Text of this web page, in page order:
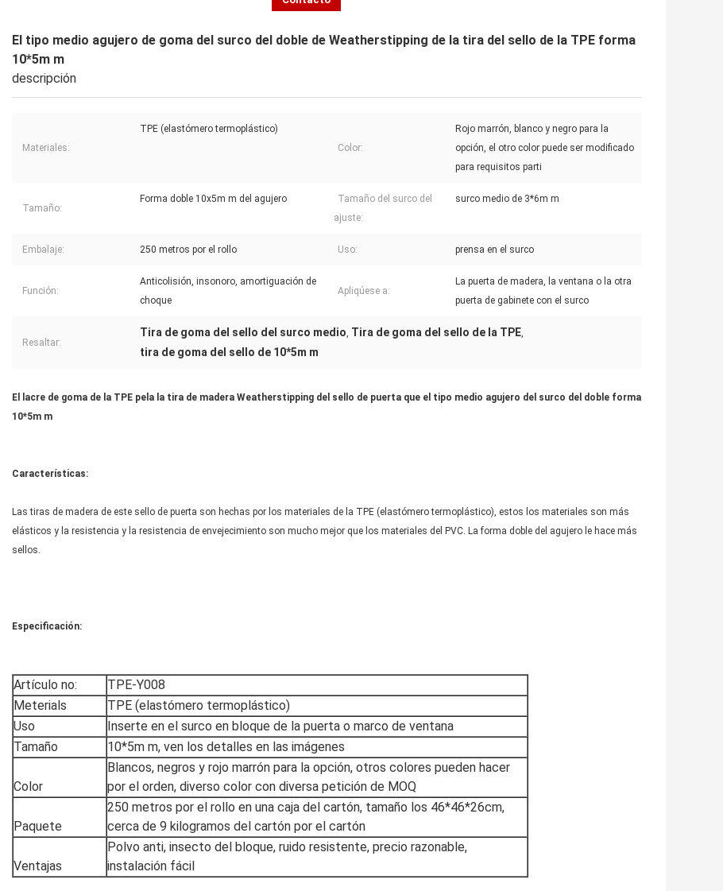
El tipo medio agujero de goma del surco del doble de Weatherstipping de la tira del sello de la TPE forma
10*5m m
descripción
Materiales:
TPE (elastómero termoplástico)
Color:
Rojo marrón, blanco y negro para la
opción, el otro color puede ser modificado
para requisitos parti
Tamaño:
Forma doble 10x5m m del agujero
Tamaño del surco del
ajuste:
surco medio de 3*6m m
Embalaje: 250 metros por el rollo Uso: prensa en el surco
Función:
Anticolisión, insonoro, amortiguación de
choque
Apliqúese a:
La puerta de madera, la ventana o la otra
puerta de gabinete con el surco
Resaltar:
Tira de goma del sello del surco medio, Tira de goma del sello de la TPE,
tira de goma del sello de 10*5m m
El lacre de goma de la TPE pela la tira de madera Weatherstipping del sello de puerta que el tipo medio agujero del surco del doble forma
10*5m m
Características:
Las tiras de madera de este sello de puerta son hechas por los materiales de la TPE (elastómero termoplástico), estos los materiales son más
elásticos y la resistencia y la resistencia de envejecimiento son mucho mejor que los materiales del PVC. La forma doble del agujero le hace más
sellos.
Especificación:
Artículo no:
TPE-Y008
Meterials
TPE (elastómero termoplástico)
Uso
Inserte en el surco en bloque de la puerta o marco de ventana
Tamaño
10*5m m, ven los detalles en las imágenes
Color
Blancos, negros y rojo marrón para la opción, otros colores pueden hacer
por el orden, diverso color con diversa petición de MOQ
Paquete
250 metros por el rollo en una caja del cartón, tamaño los 46*46*26cm,
cerca de 9 kilogramos del cartón por el cartón
Ventajas
Polvo anti, insecto del bloque, ruido resistente, precio razonable,
instalación fácil